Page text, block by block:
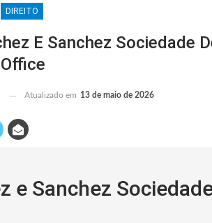
DIREITO
E Sanchez Sociedade
Atualizado em 13 de maio de 2026
e Sanchez